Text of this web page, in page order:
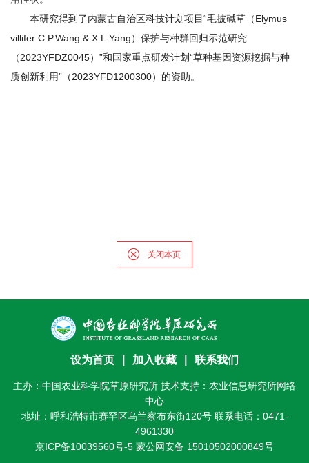
本研究得到了内蒙古自治区科技计划项目“毛披碱草（Elymus
villifer C.P.Wang & X.L.Yang）保护与种群回归示范研究
（2023YFDZ0045）”和国家重点研发计划“草种基因资源挖掘与种
质创新利用”（2023YFD1200300）的资助。
关闭本页
设为首页 加入收藏 联系我们
主办：中国农业科学院草原研究所 技术支持：农业信息研究所网络
中心
地址：呼和浩特市赛罕区乌兰察布东街120号 联系电话：0471-
4961330
京ICP备10039560号-5 蒙公网安备 15010502000849号